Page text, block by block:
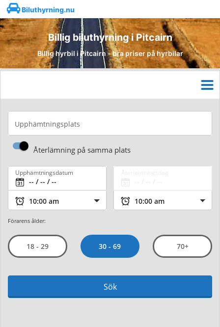
Biluthyrning.nu
Billig biluthyrning i Pitcairn
Billig hyrbil i Pitcairn - bra priser på hyrbilar
Upphämtningsplats
Återlämning på samma plats
Upphämtningsdatum
Förarens ålder:
18 - 29 30 - 69 70+
Sök